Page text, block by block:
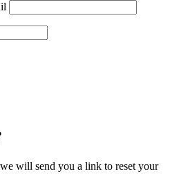
will send you a link to reset your